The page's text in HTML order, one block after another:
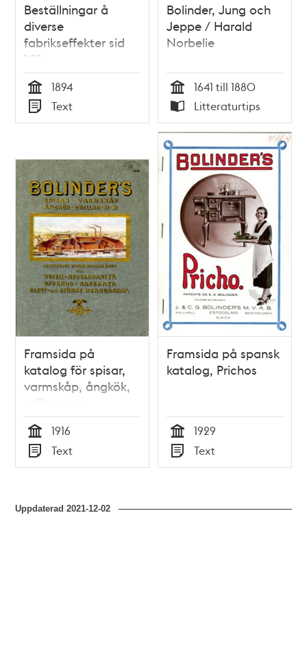
Beställningar å
diverse
fabrikseffekter sid
101
Tid
1894
Typ
Text
Bolinder, Jung och
Jeppe / Harald
Norbelie
Tid
1641 till 1880
Typ
Litteraturtips
Framsida på
katalog för spisar,
varmskåp, ångkök,
grillar m.m.
Tid
1916
Typ
Text
Framsida på spansk
katalog, Prichos
Tid
1929
Typ
Text
Uppdaterad2021-12-02